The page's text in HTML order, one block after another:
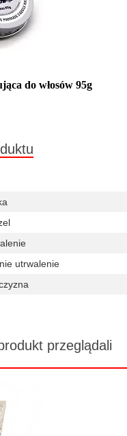
do włosów 95g
utrwalenie
przeglądali